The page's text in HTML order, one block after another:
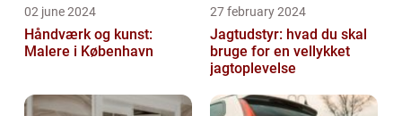
02 june 2024
Håndværk og kunst:
Malere i København
27 february 2024
Jagtudstyr: hvad du skal
bruge for en vellykket
jagtoplevelse